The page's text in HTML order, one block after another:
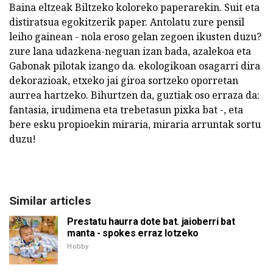
Baina eltzeak Biltzeko koloreko paperarekin. Suit eta
distiratsua egokitzerik paper. Antolatu zure pensil
leiho gainean - nola eroso gelan zegoen ikusten duzu?
zure lana udazkena-neguan izan bada, azalekoa eta
Gabonak pilotak izango da. ekologikoan osagarri dira
dekorazioak, etxeko jai giroa sortzeko oporretan
aurrea hartzeko. Bihurtzen da, guztiak oso erraza da:
fantasia, irudimena eta trebetasun pixka bat -, eta
bere esku propioekin miraria, miraria arruntak sortu
duzu!
Similar articles
Prestatu haurra dote bat. jaioberri bat
manta - spokes erraz lotzeko
Hobby